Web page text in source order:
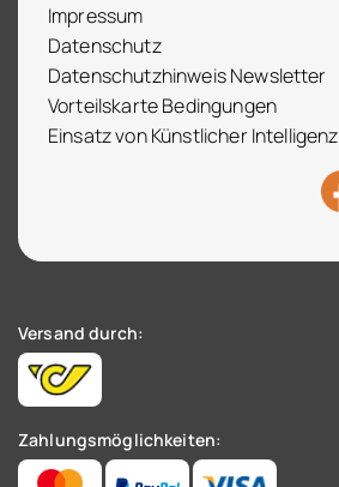
Impressum
Datenschutz
Datenschutzhinweis Newsletter
Vorteilskarte Bedingungen
Einsatz von Künstlicher Intelligenz
Versand durch:
Zahlungsmöglichkeiten: